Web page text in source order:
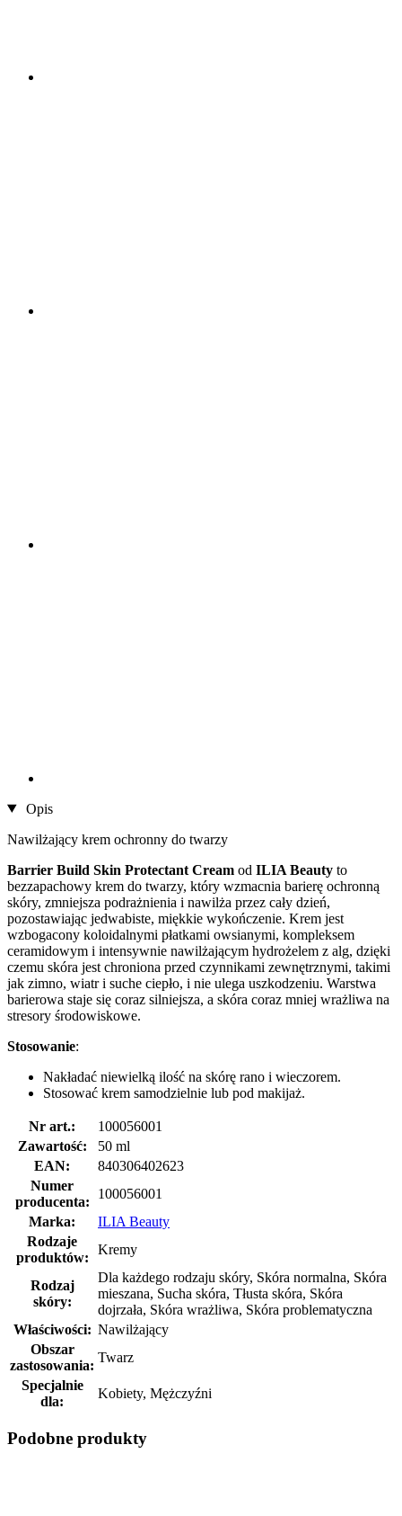
Opis
Nawilżający krem ochronny do twarzy
Barrier Build Skin Protectant Cream od ILIA Beauty to
bezzapachowy krem do twarzy, który wzmacnia barierę ochronną
skóry, zmniejsza podrażnienia i nawilża przez cały dzień,
pozostawiając jedwabiste, miękkie wykończenie. Krem jest
wzbogacony koloidalnymi płatkami owsianymi, kompleksem
ceramidowym i intensywnie nawilżającym hydrożelem z alg, dzięki
czemu skóra jest chroniona przed czynnikami zewnętrznymi, takimi
jak zimno, wiatr i suche ciepło, i nie ulega uszkodzeniu. Warstwa
barierowa staje się coraz silniejsza, a skóra coraz mniej wrażliwa na
stresory środowiskowe.
Stosowanie:
Nakładać niewielką ilość na skórę rano i wieczorem.
Stosować krem samodzielnie lub pod makijaż.
Nr art.:
100056001
Zawartość:
50 ml
EAN:
840306402623
Numer
producenta:
100056001
Marka:
ILIA Beauty
Rodzaje
produktów:
Kremy
Rodzaj
skóry:
Dla każdego rodzaju skóry, Skóra normalna, Skóra
mieszana, Sucha skóra, Tłusta skóra, Skóra
dojrzała, Skóra wrażliwa, Skóra problematyczna
Właściwości: Nawilżający
Obszar
zastosowania:
Twarz
Specjalnie
dla:
Kobiety, Mężczyźni
Podobne produkty